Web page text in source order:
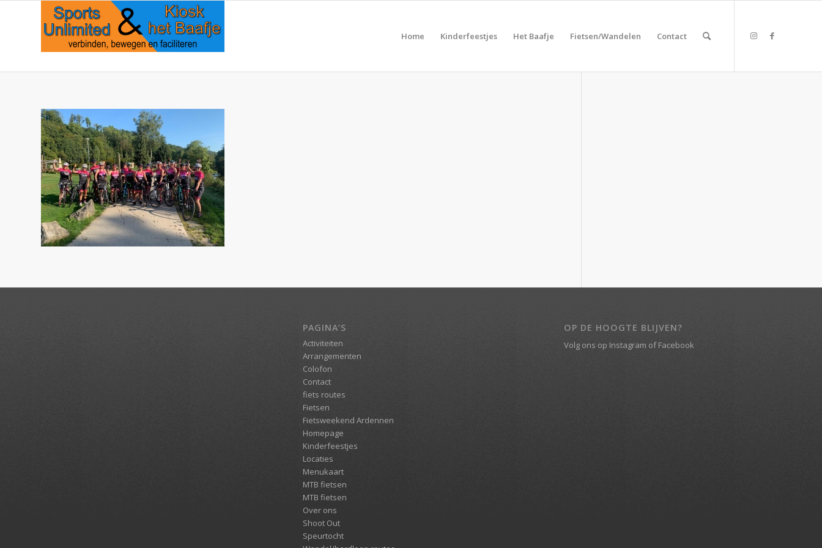
Home Kinderfeestjes Het Baafje Fietsen/Wandelen Contact
PAGINA’S
Activiteiten
Arrangementen
Colofon
Contact
fiets routes
Fietsen
Fietsweekend Ardennen
Homepage
Kinderfeestjes
Locaties
Menukaart
MTB fietsen
MTB fietsen
Over ons
Shoot Out
Speurtocht
OP DE HOOGTE BLIJVEN?
Volg ons opInstagram ofFacebook